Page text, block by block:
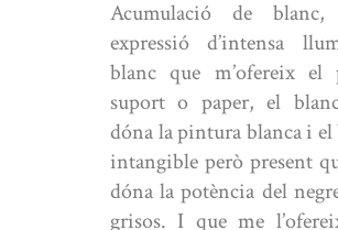
Acumulació de blanc,
expressió d’intensa
blanc que m’ofereix el
suport o paper, el
dóna la pintura blanca i el
intangible però present
dóna la potència del
grisos. I que me